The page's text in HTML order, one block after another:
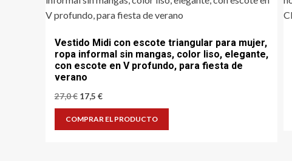
Vestido Midi con escote triangular para mujer,
ropa informal sin mangas, color liso, elegante,
con escote en V profundo, para fiesta de
verano
27,0€ El
original
17,5 €El
actual
COMPRAR EL PRODUCTO